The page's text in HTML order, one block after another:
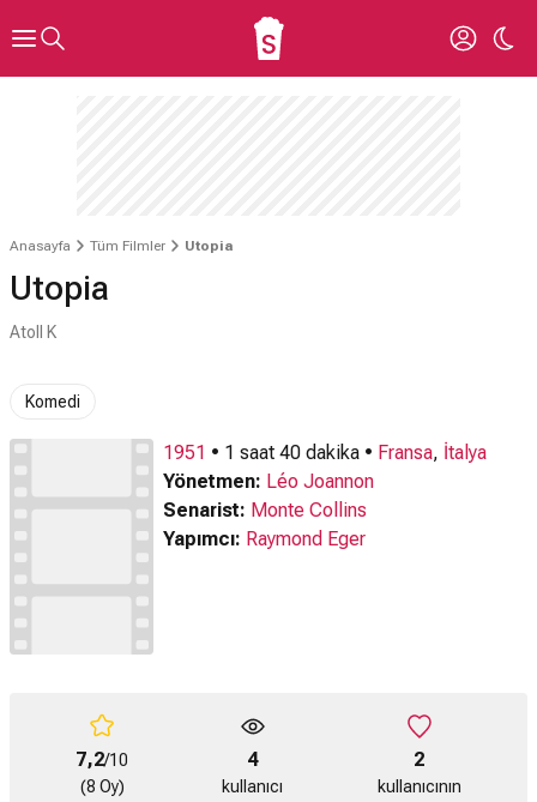
Anasayfa Tüm Filmler Utopia
Utopia
Atoll K
Komedi
1951 • 1 saat 40 dakika • Fransa, İtalya
Yönetmen: Léo Joannon
Senarist: Monte Collins
Yapımcı: Raymond Eger
7,2/10
(8 Oy)
4
kullanıcı
2
kullanıcının